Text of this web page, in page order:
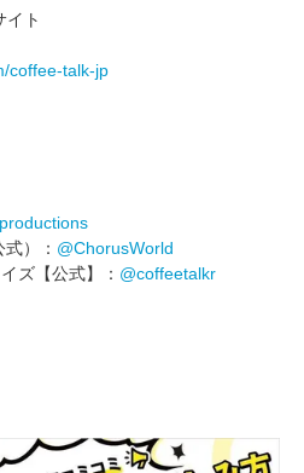
イト
coffee-talk-jp
）： @ChorusWorld
ズ【公式】： @coffeetalkr